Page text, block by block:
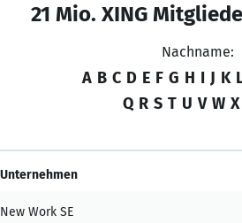
21 Mio. XING
Nachname:
A B C D E F G H I J K
Q R S T U V W X
Unternehmen
New Work SE